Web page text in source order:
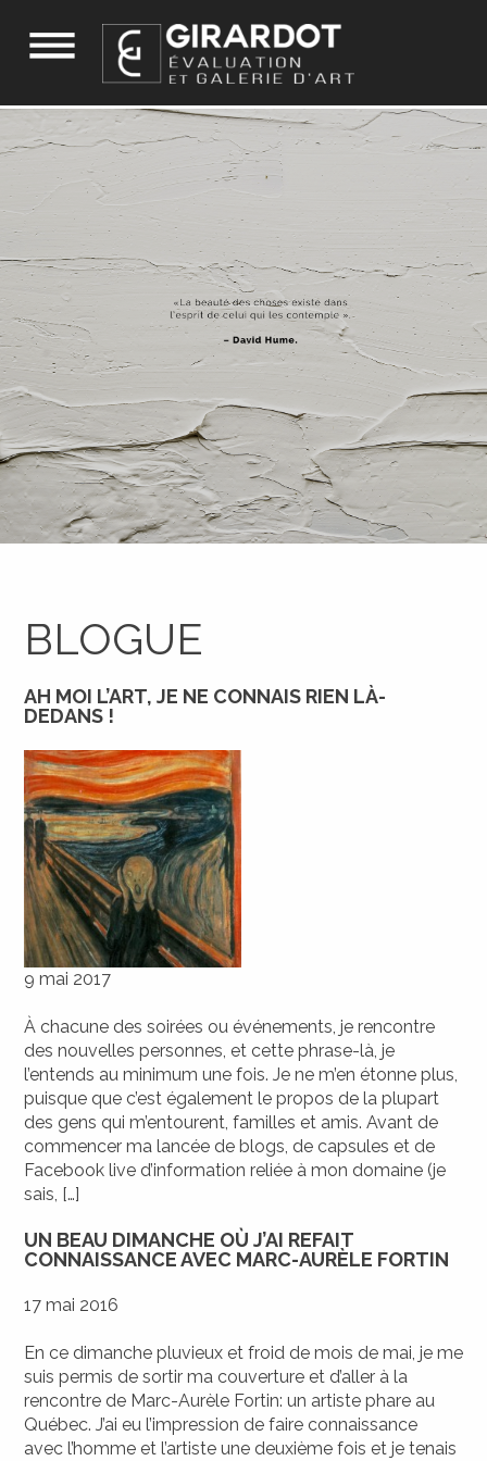
BLOGUE
AH MOI L’ART, JE NE CONNAIS RIEN LÀ-
DEDANS !
9 mai 2017
À chacune des soirées ou événements, je rencontre
des nouvelles personnes, et cette phrase-là, je
l’entends au minimum une fois. Je ne m’en étonne plus,
puisque que c’est également le propos de la plupart
des gens qui m’entourent, familles et amis. Avant de
commencer ma lancée de blogs, de capsules et de
Facebook live d’information reliée à mon domaine (je
sais, […]
UN BEAU DIMANCHE OÙ J’AI REFAIT
CONNAISSANCE AVEC MARC-AURÈLE FORTIN
17 mai 2016
En ce dimanche pluvieux et froid de mois de mai, je me
suis permis de sortir ma couverture et d’aller à la
rencontre de Marc-Aurèle Fortin: un artiste phare au
Québec. J’ai eu l’impression de faire connaissance
avec l’homme et l’artiste une deuxième fois et je tenais